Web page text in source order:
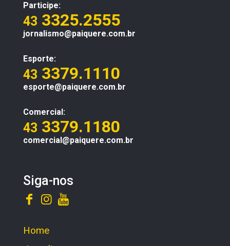
Participe:
43 3325.2555
jornalismo@paiquere.com.br
Esporte:
43 3379.1110
esporte@paiquere.com.br
Comercial:
43 3379.1180
comercial@paiquere.com.br
Siga-nos
Home